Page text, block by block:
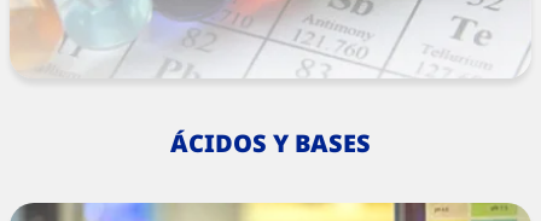
ÁCIDOS Y BASES